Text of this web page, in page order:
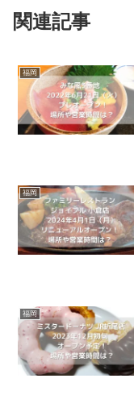
関連記事
福岡
福岡
福岡